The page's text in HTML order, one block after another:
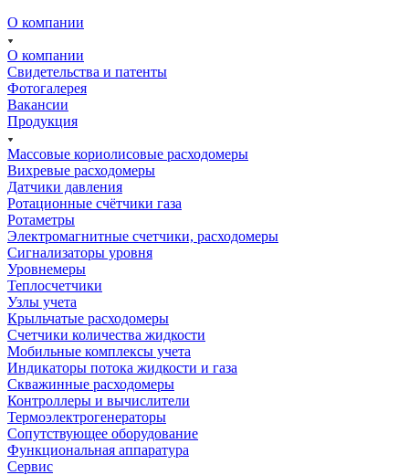
О компании
О компании
Свидетельства и патенты
Фотогалерея
Вакансии
Продукция
Массовые кориолисовые расходомеры
Вихревые расходомеры
Датчики давления
Ротационные счётчики газа
Ротаметры
Электромагнитные счетчики, расходомеры
Сигнализаторы уровня
Уровнемеры
Теплосчетчики
Узлы учета
Крыльчатые расходомеры
Счетчики количества жидкости
Мобильные комплексы учета
Индикаторы потока жидкости и газа
Скважинные расходомеры
Контроллеры и вычислители
Термоэлектрогенераторы
Сопутствующее оборудование
Функциональная аппаратура
Сервис